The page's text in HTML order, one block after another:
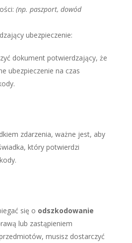
(np. paszport, dowód
ubezpieczenie:
dokument potwierdzający, że
ubezpieczenie na czas
zdarzenia, ważne jest, aby
który potwierdzi
się o odszkodowanie
lub zastąpieniem
musisz dostarczyć